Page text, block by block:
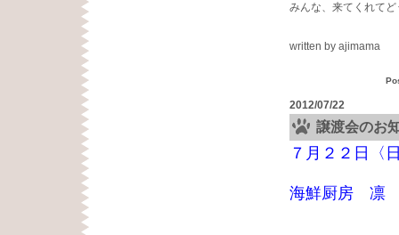
みんな、来てくれて
written by ajimama
2012/07/22
譲渡会のお
７月２２日〈
海鮮厨房 凛